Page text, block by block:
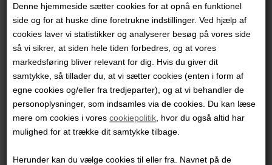
Denne hjemmeside sætter cookies for at opnå en funktionel
side og for at huske dine foretrukne indstillinger. Ved hjælp af
cookies laver vi statistikker og analyserer besøg på vores side
så vi sikrer, at siden hele tiden forbedres, og at vores
markedsføring bliver relevant for dig. Hvis du giver dit
samtykke, så tillader du, at vi sætter cookies (enten i form af
egne cookies og/eller fra tredjeparter), og at vi behandler de
personoplysninger, som indsamles via de cookies. Du kan læse
mere om cookies i vorescookiepolitik , hvor du også altid har
mulighed for at trække dit samtykke tilbage.
Herunder kan du vælge cookies til eller fra. Navnet på de
Akryl og tusch på papir
Sort ramme
PRODUKTBESKRIVELSE
PRODUKTINFORMATION
Andre værker af kunstneren: